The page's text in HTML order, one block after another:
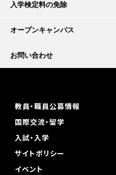
入学検定料の免除
オープンキャンパス
お問い合わせ
教員・職員公募情報
国際交流・留学
入試・入学
サイトポリシー
イベント